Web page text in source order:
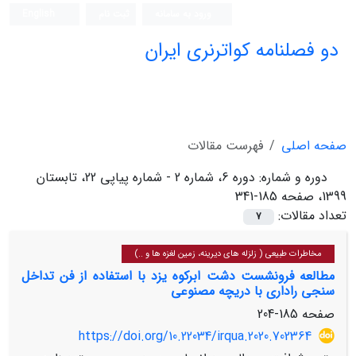
دو فصلنامه کواترنری ایران
صفحه اصلی
فهرست مقالات
دوره و شماره:
دوره 6، شماره 2 - شماره پیاپی 22، تابستان
1399، صفحه 185-341
تعداد مقالات:
7
مخاطرات طبیعی ( زلزله های دیرینه، زمین لغزه ها و ..)
مطالعه فرونشست دشت ابرکوه یزد با استفاده از فن تداخل
سنجی راداری با دریچه مصنوعی
صفحه 185-204
https://doi.org/10.22034/irqua.2020.702364